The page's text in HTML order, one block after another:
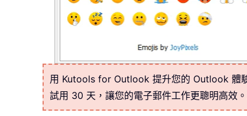
用 Kutools for Outlook 提升您的 Outlook 體
試用 30 天，讓您的電子郵件工作更聰明高效。